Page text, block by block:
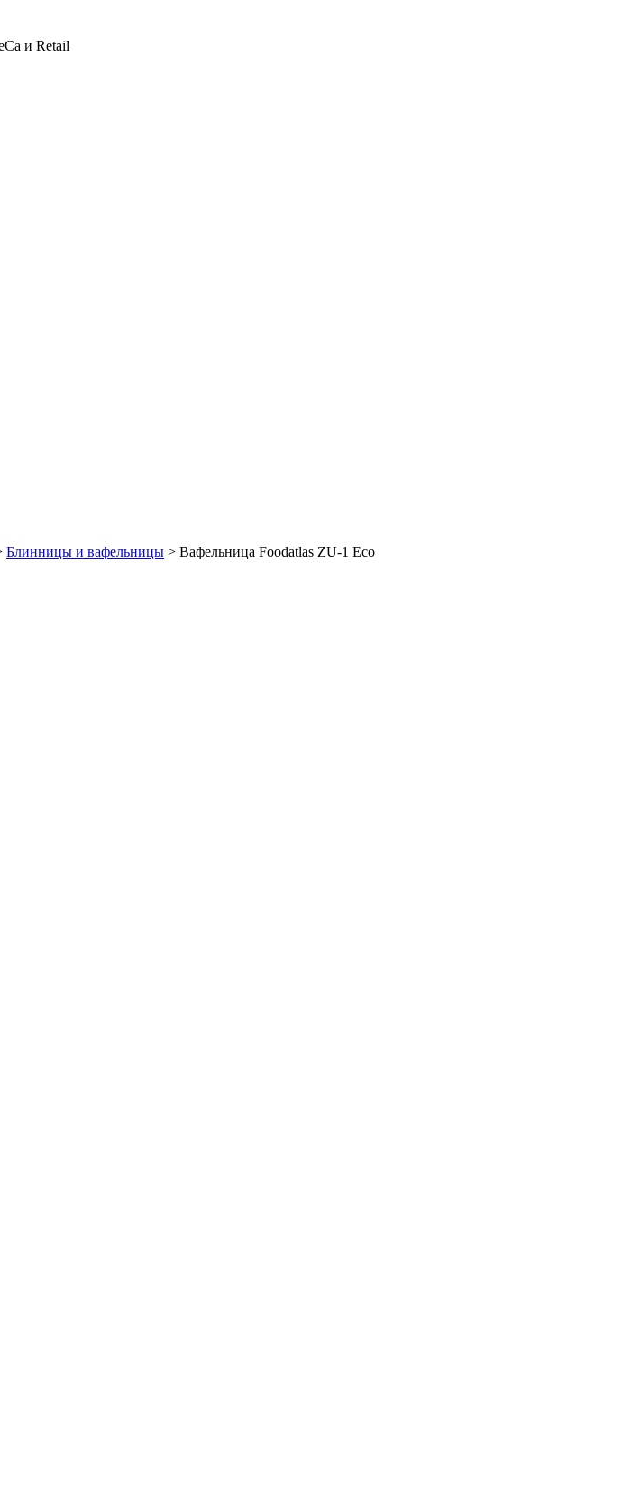
и Retail
Блинницы и вафельницы > Вафельница Foodatlas ZU-1 Eco